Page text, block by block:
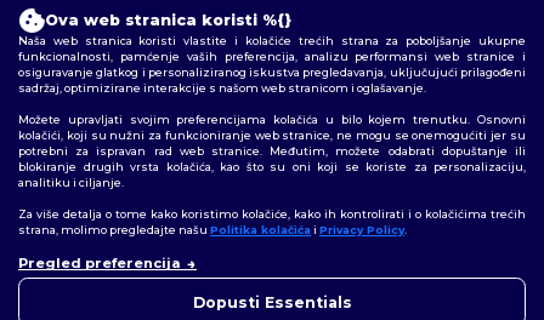
2026. Sva prava zadržana
Uvjeti i odredbe|Pravila o privatnosti|Politika kolačića|Mapa Sajta
Pratite nas
Ova web stranica koristi %{}
Naša web stranica koristi vlastite i kolačiće trećih strana za poboljšanje ukupne
funkcionalnosti, pamćenje vaših preferencija, analizu performansi web stranice i
osiguravanje glatkog i personaliziranog iskustva pregledavanja, uključujući prilagođeni
sadržaj, optimizirane interakcije s našom web stranicom i oglašavanje.
Možete upravljati svojim preferencijama kolačića u bilo kojem trenutku. Osnovni
kolačići, koji su nužni za funkcioniranje web stranice, ne mogu se onemogućiti jer su
potrebni za ispravan rad web stranice. Međutim, možete odabrati dopuštanje ili
blokiranje drugih vrsta kolačića, kao što su oni koji se koriste za personalizaciju,
analitiku i ciljanje.
Za više detalja o tome kako koristimo kolačiće, kako ih kontrolirati i o kolačićima trećih
strana, molimo pregledajte našu Politika kolačića i Privacy Policy.
Pregled preferencija
Dopusti Essentials
kontaktirati u bilo kojem